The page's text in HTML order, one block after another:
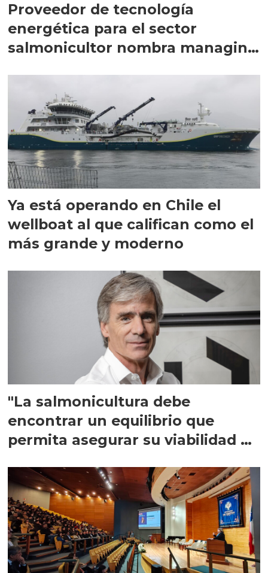
Proveedor de tecnología
energética para el sector
salmonicultor nombra managing
Ya está operando en Chile el
wellboat al que califican como el
más grande y moderno
"La salmonicultura debe
encontrar un equilibrio que
permita asegurar su viabilidad de